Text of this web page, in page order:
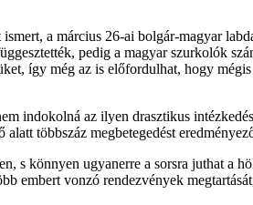
a március 26-ai bolgár-magyar
pedig a magyar szurkolók
így még az is előfordulhat, hogy
indokolná az ilyen drasztikus
többszáz megbetegedést
s könnyen ugyanerre a sorsra juthat a
embert vonzó rendezvények